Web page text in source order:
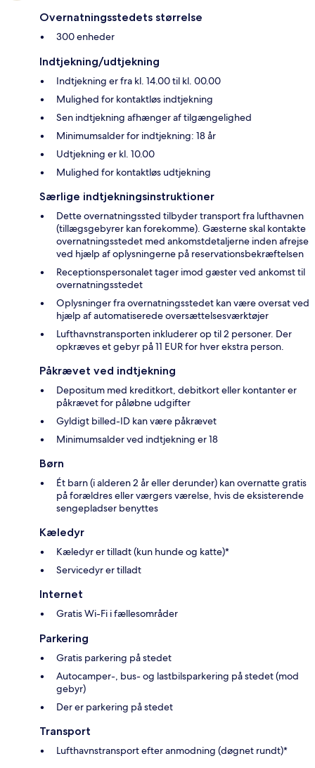
Overnatningsstedets størrelse
300 enheder
Indtjekning/udtjekning
Indtjekning er fra kl. 14.00 til kl. 00.00
Mulighed for kontaktløs indtjekning
Sen indtjekning afhænger af tilgængelighed
Minimumsalder for indtjekning: 18 år
Udtjekning er kl. 10.00
Mulighed for kontaktløs udtjekning
Særlige indtjekningsinstruktioner
Dette overnatningssted tilbyder transport fra lufthavnen
(tillægsgebyrer kan forekomme). Gæsterne skal kontakte
overnatningsstedet med ankomstdetaljerne inden afrejse
ved hjælp af oplysningerne på reservationsbekræftelsen
Receptionspersonalet tager imod gæster ved ankomst til
overnatningsstedet
Oplysninger fra overnatningsstedet kan være oversat ved
hjælp af automatiserede oversættelsesværktøjer
Lufthavnstransporten inkluderer op til 2 personer. Der
opkræves et gebyr på 11 EUR for hver ekstra person.
Påkrævet ved indtjekning
Depositum med kreditkort, debitkort eller kontanter er
påkrævet for påløbne udgifter
Gyldigt billed-ID kan være påkrævet
Minimumsalder ved indtjekning er 18
Børn
Ét barn (i alderen 2 år eller derunder) kan overnatte gratis
på forældres eller værgers værelse, hvis de eksisterende
sengepladser benyttes
Kæledyr
Kæledyr er tilladt (kun hunde og katte)*
Servicedyr er tilladt
Internet
Gratis Wi-Fi i fællesområder
Parkering
Gratis parkering på stedet
Autocamper-, bus- og lastbilsparkering på stedet (mod
gebyr)
Der er parkering på stedet
Transport
Lufthavnstransport efter anmodning (døgnet rundt)*